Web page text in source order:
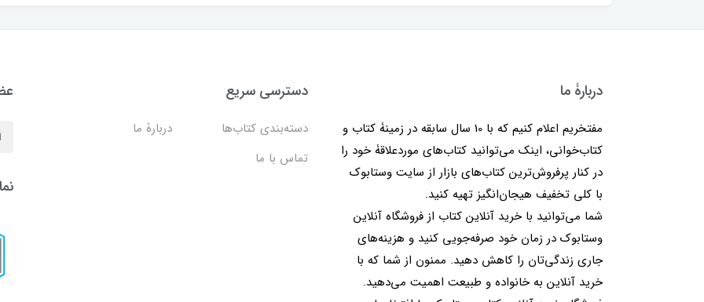
دربارۀ ما
مفتخریم اعلام کنیم که با 10 سال سابقه در زمینۀ کتاب و
کتاب‌خوانی، اینک می‌توانید کتاب‌های موردعلاقۀ خود را
در کنار پرفروش‌ترین کتاب‌های بازار از سایت وستابوک
با کلی تخفیف هیجان‌انگیز تهیه کنید.
شما می‌توانید با خرید آنلاین کتاب از فروشگاه آنلاین
وستابوک در زمان خود صرفه‌جویی کنید و هزینه‌های
جاری زندگی‌تان را کاهش دهید. ممنون از شما که با
خرید آنلاین به خانواده و طبیعت اهمیت می‌دهید.
دسترسی سریع
دسته‌بندی کتاب‌ها
دربارۀ ما
تماس با ما